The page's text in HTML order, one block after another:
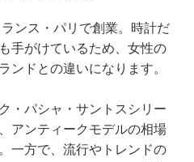
ンス・パリで創業。時計だ
手がけているため、女性の
ンドとの違いになります。
・パシャ・サントスシリー
アンティークモデルの相場
一方で、流行やトレンドの